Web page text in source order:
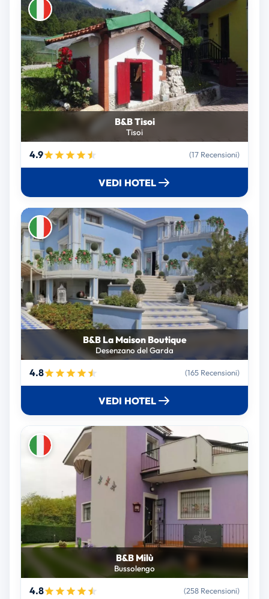
B&B Tisoi
Tisoi
4.9 (17 Recensioni)
VEDI HOTEL
B&B La Maison Boutique
Desenzano del Garda
4.8 (165 Recensioni)
VEDI HOTEL
B&B Milù
Bussolengo
4.8 (258 Recensioni)